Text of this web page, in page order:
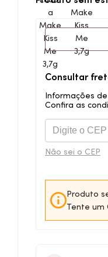
Consultar
Informações
Confira as
Não sei o CEP
Produto
Tente um